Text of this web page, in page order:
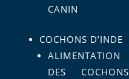
CANIN
COCHONS D’INDE
ALIMENTATION
DES COCHONS